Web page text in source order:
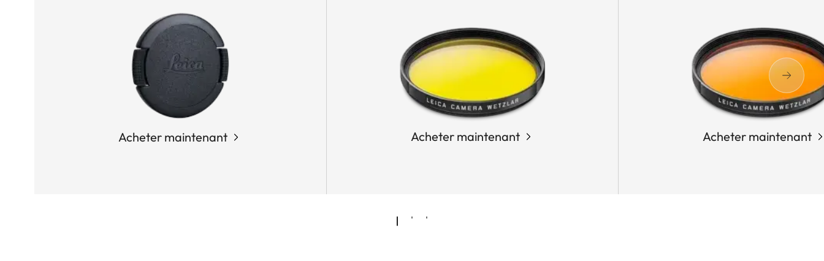
Acheter maintenant Acheter maintenant Acheter maintenant